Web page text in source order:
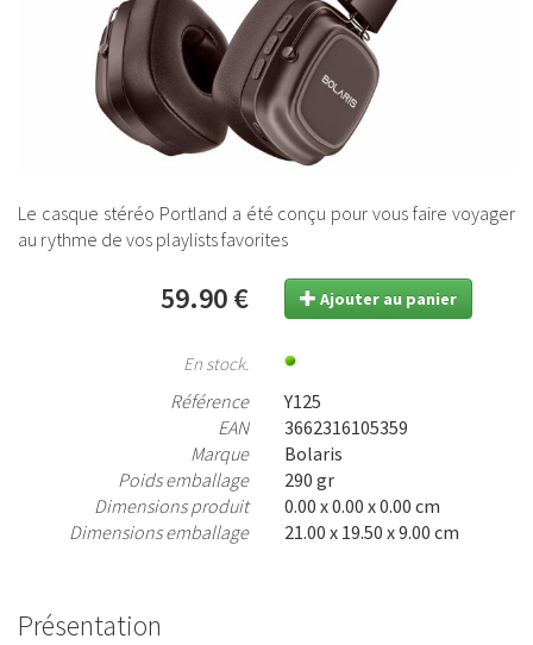
Le casque stéréo Portland a été conçu pour vous faire voyager
au rythme de vos playlists favorites
59.90 €
En stock.
Ajouter au panier
Référence
Y125
EAN
3662316105359
Marque
Bolaris
Poids emballage
290 gr
Dimensions produit
0.00 x 0.00 x 0.00 cm
Dimensions emballage
21.00 x 19.50 x 9.00 cm
Présentation